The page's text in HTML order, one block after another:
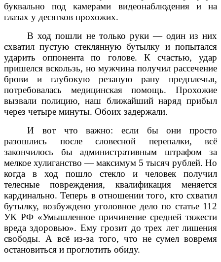
буквально под камерами видеонаблюдения и на
глазах у десятков прохожих.
В ход пошли не только руки — один из них
схватил пустую стеклянную бутылку и попытался
ударить оппонента по голове. К счастью, удар
пришелся вскользь, но мужчина получил рассечение
брови и глубокую резаную рану предплечья,
потребовалась медицинская помощь. Прохожие
вызвали полицию, наш ближайший наряд прибыл
через четыре минуты. Обоих задержали.
И вот что важно: если бы они просто
разошлись после словесной перепалки, всё
закончилось бы административным штрафом за
мелкое хулиганство — максимум 5 тысяч рублей. Но
когда в ход пошло стекло и человек получил
телесные повреждения, квалификация меняется
кардинально. Теперь в отношении того, кто схватил
бутылку, возбуждено уголовное дело по статье 112
УК РФ «Умышленное причинение средней тяжести
вреда здоровью». Ему грозит до трех лет лишения
свободы. А всё из-за того, что не сумел вовремя
остановиться и проглотить обиду.